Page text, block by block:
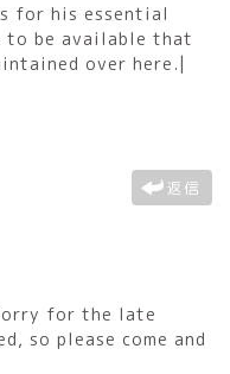
for his essential
to be available that
over here.|
返信
for the late
so please come and